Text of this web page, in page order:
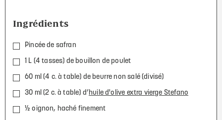
Ingrédients
Pincée de safran
1 L (4 tasses) de bouillon de poulet
60 ml (4 c. à table) de beurre non salé (divisé)
30 ml (2 c. à table) d’ huile d'olive extra vierge Stefano
½ oignon, haché finement